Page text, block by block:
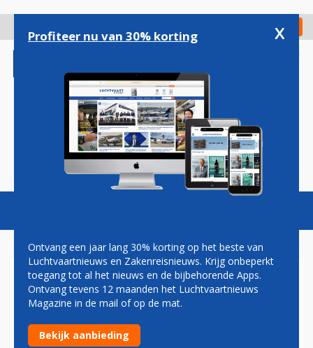
gaan
Check in
Magazine Podcasts Vacatures
'AIRASIA ZIET AF VAN
DREAMLINER EN BLIJFT BIJ
A330NEO'
Profiteer nu van 30% korting x
Ontvang een jaar lang 30% korting op het beste van
Luchtvaartnieuws en Zakenreisnieuws. Krijg onbeperkt
toegang tot al het nieuws en de bijbehorende Apps.
Ontvang tevens 12 maanden het Luchtvaartnieuws
Magazine in de mail of op de mat.
Bekijk aanbieding